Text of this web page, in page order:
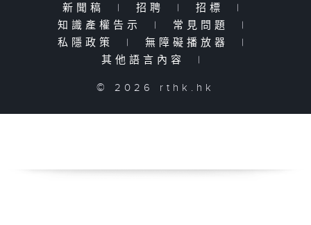
新聞稿 | 招聘 | 招標
|
知識產權告示
| 常見問題
|
私隱政策
| 無障礙播放器
|
其他語言內容
|
© 2026 rthk.hk